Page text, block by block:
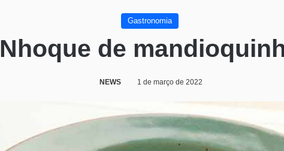
Gastronomia
Nhoque de
NEWS 1 de março de 2022